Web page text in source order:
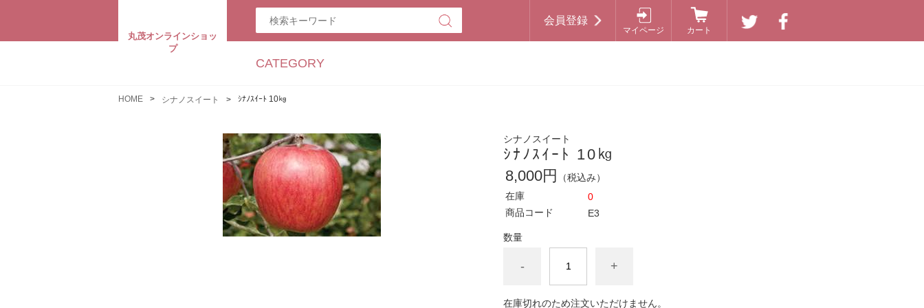
丸茂オンラインショッ
プ
会員登録
マイページ カート
CATEGORY
HOME シナノスイート ｼﾅﾉｽｲｰﾄ 10㎏
シナノスイート
ｼﾅﾉｽｲｰﾄ 10㎏
8,000円
（税込み）
在庫
0
商品コード
E3
数量
- +
在庫切れのため注文いただけません。